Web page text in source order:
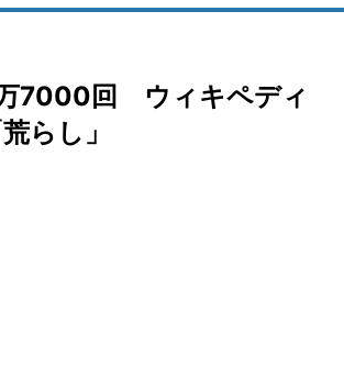
万7000回 ウィキペディ
らし」